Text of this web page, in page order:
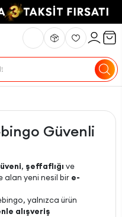
Güvenli
, şeffaflığı ve
alan yeni nesil bir e-
yalnızca ürün
alışveriş